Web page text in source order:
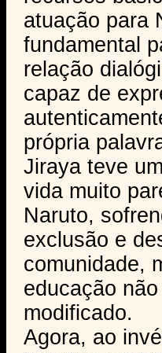
atuação para
fundamental
relação
capaz de
própria
Jiraya teve
vida muito
Naruto,
exclusão e
comunidade,
educação
modificado.
Agora, ao